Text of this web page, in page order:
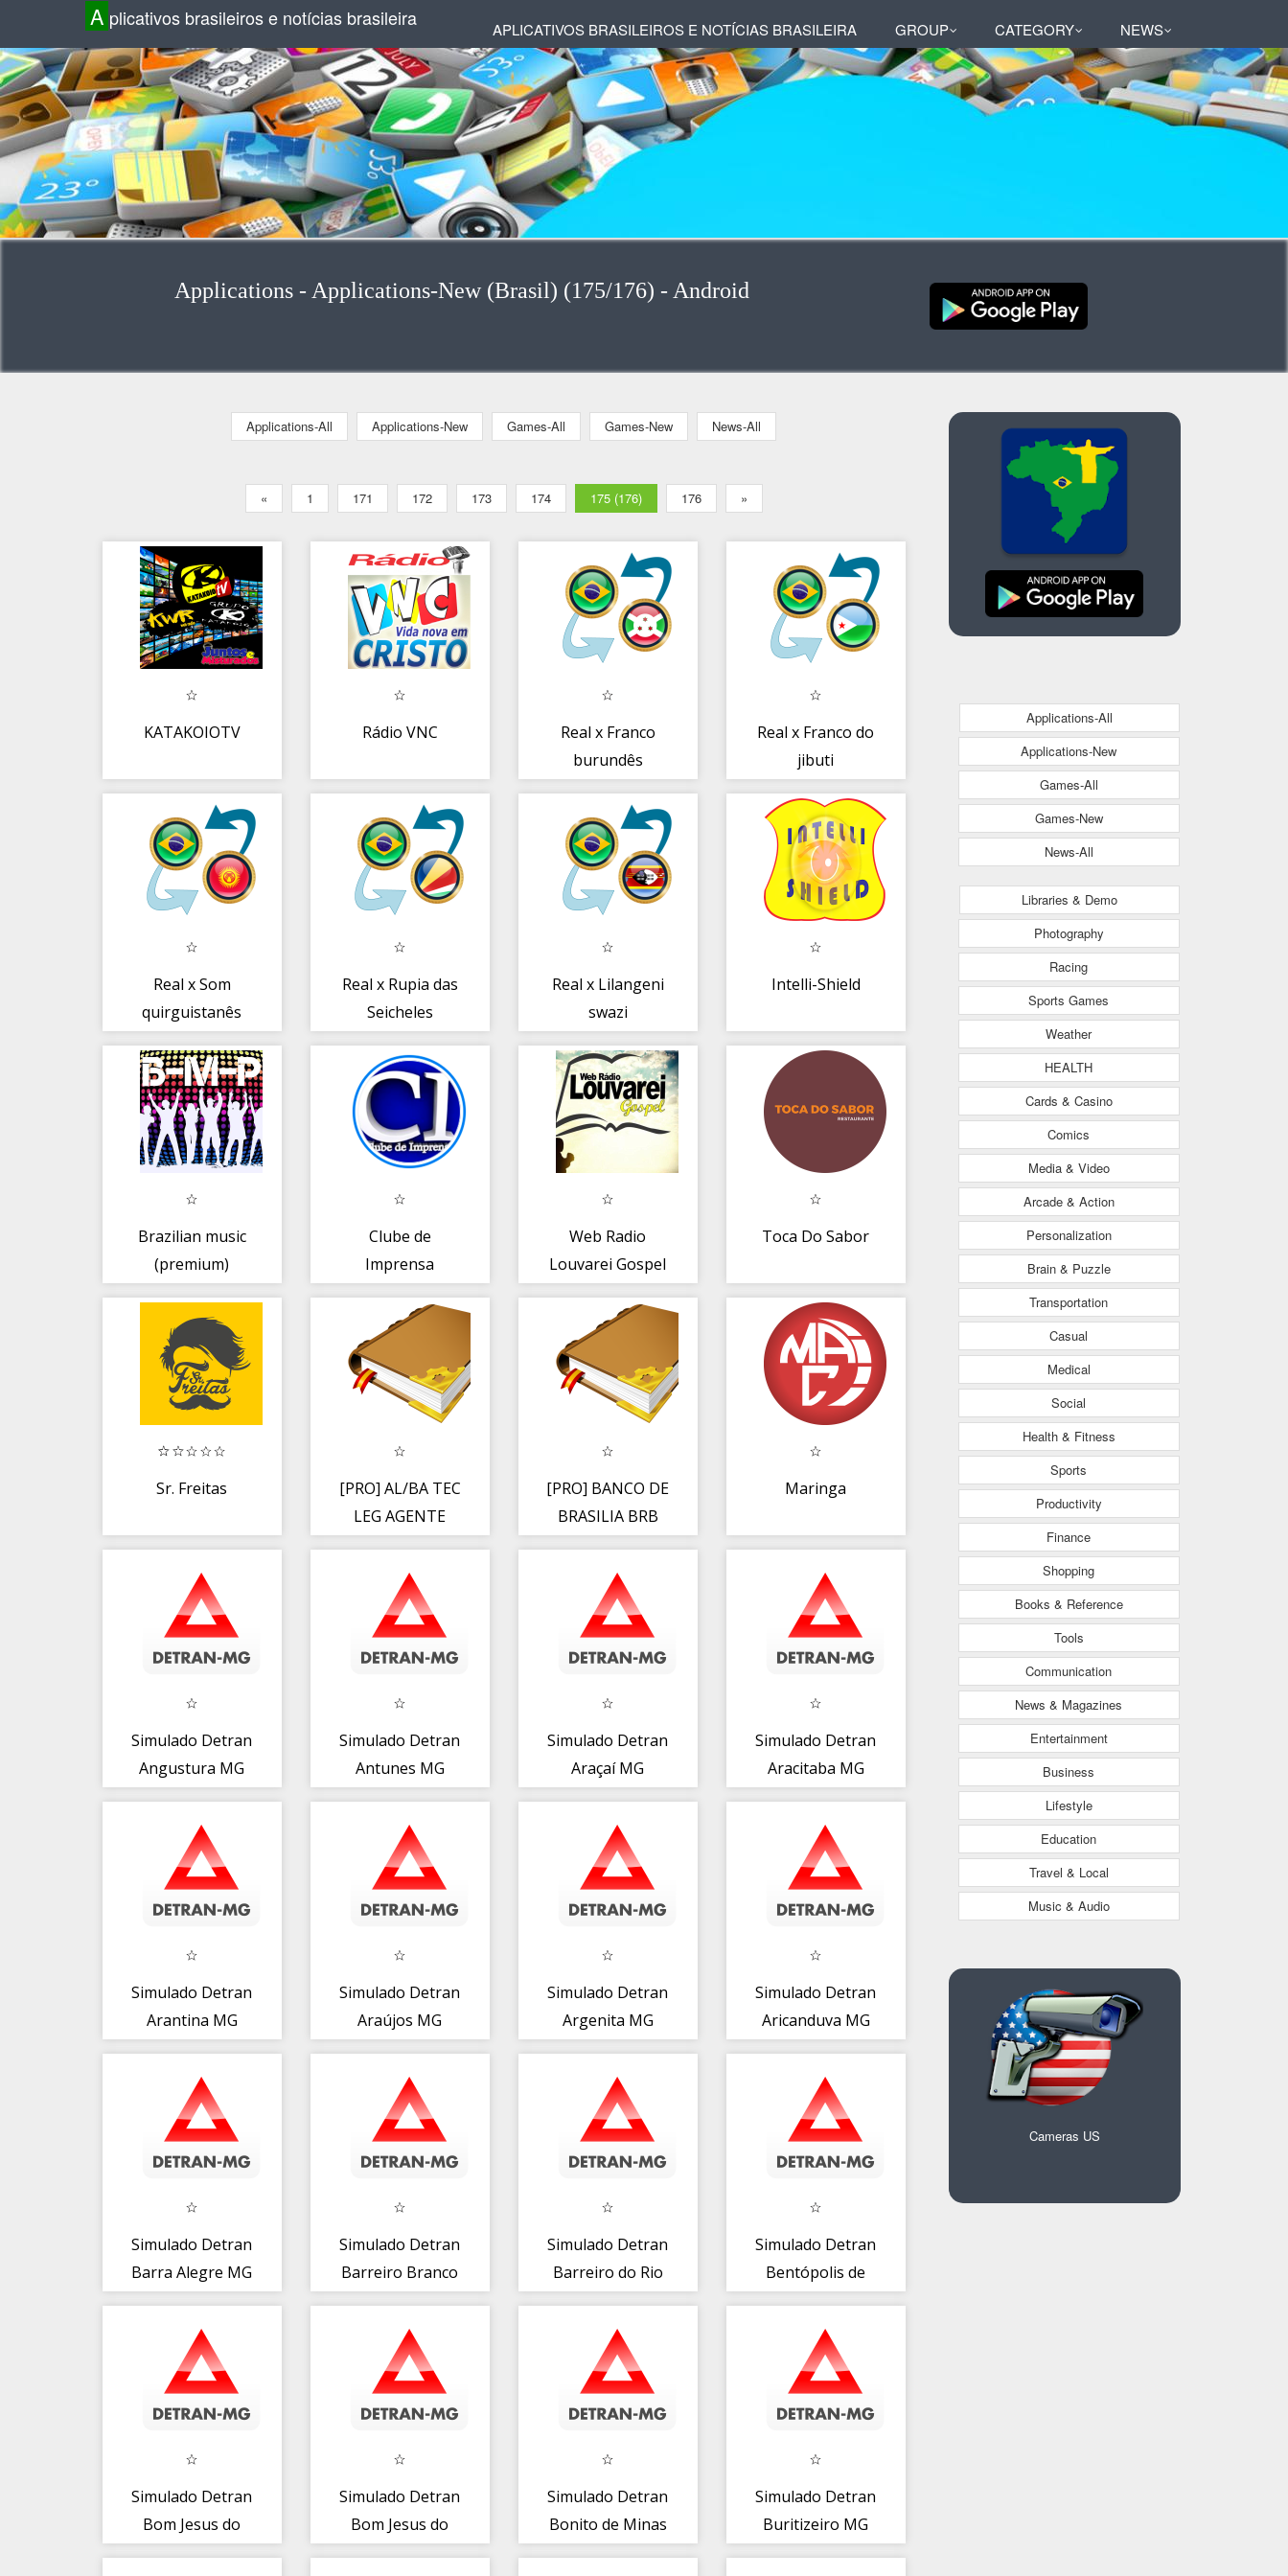
A plicativos brasileiros e notícias brasileira APLICATIVOS BRASILEIROS E NOTÍCIAS BRASILEIRA GROUP CATEGORY NEWS
Applications - Applications-New (Brasil) (175/176) - Android
Applications-All Applications-New Games-All Games-New News-All
« 1 171 172 173 174 175 (176) 176 »
KATAKOIOTV Rádio VNC
Real x Franco
burundês
Real x Franco do
jibuti
Real x Som
quirguistanês
Real x Rupia das
Seicheles
Real x Lilangeni
swazi
Intelli-Shield
Brazilian music
(premium)
Clube de
Imprensa
Web Radio
Louvarei Gospel
Toca Do Sabor
Sr. Freitas
[PRO] AL/BA TEC
LEG AGENTE
2019
[PRO] BANCO DE
BRASILIA BRB
2019
Maringa
Simulado Detran
Angustura MG
Simulado Detran
Antunes MG
Simulado Detran
Araçaí MG
Simulado Detran
Aracitaba MG
Simulado Detran
Arantina MG
Simulado Detran
Araújos MG
Simulado Detran
Argenita MG
Simulado Detran
Aricanduva MG
Simulado Detran
Barra Alegre MG
Simulado Detran
Barreiro Branco
Simulado Detran
Barreiro do Rio
Simulado Detran
Bentópolis de
Simulado Detran
Bom Jesus do
Simulado Detran
Bom Jesus do
Simulado Detran
Bonito de Minas
Simulado Detran
Buritizeiro MG
Applications-All
Applications-New
Games-All
Games-New
News-All
Libraries & Demo
Photography
Racing
Sports Games
Weather
HEALTH
Cards & Casino
Comics
Media & Video
Arcade & Action
Personalization
Brain & Puzzle
Transportation
Casual
Medical
Social
Health & Fitness
Sports
Productivity
Finance
Shopping
Books & Reference
Tools
Communication
News & Magazines
Entertainment
Business
Lifestyle
Education
Travel & Local
Music & Audio
Cameras US